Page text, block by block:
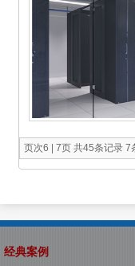
页次6 | 7页 共45条记录 7
经典案例